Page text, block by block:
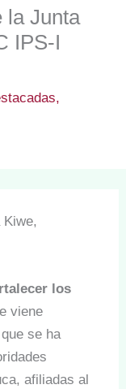
la Junta
IPS-I
,
Kiwe,
los
viene
se ha
afiliadas al